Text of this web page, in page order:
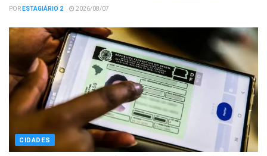
PORESTAGIÁRIO 2 2026/08/07
CIDADES